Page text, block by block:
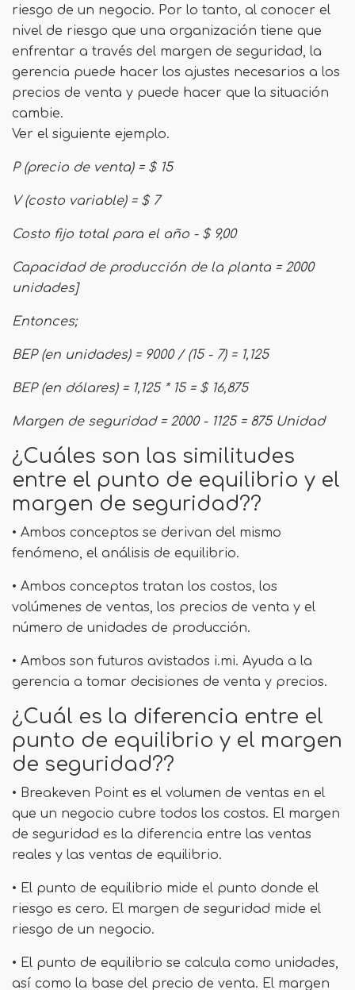
riesgo de un negocio. Por lo tanto, al conocer el
nivel de riesgo que una organización tiene que
enfrentar a través del margen de seguridad, la
gerencia puede hacer los ajustes necesarios a los
precios de venta y puede hacer que la situación
cambie.
Ver el siguiente ejemplo.
P (precio de venta) = $ 15
V (costo variable) = $ 7
Costo fijo total para el año - $ 9,00
Capacidad de producción de la planta = 2000
unidades]
Entonces;
BEP (en unidades) = 9000 / (15 - 7) = 1,125
BEP (en dólares) = 1,125 * 15 = $ 16,875
Margen de seguridad = 2000 - 1125 = 875 Unidad
¿Cuáles son las similitudes
entre el punto de equilibrio y el
margen de seguridad??
• Ambos conceptos se derivan del mismo
fenómeno, el análisis de equilibrio.
• Ambos conceptos tratan los costos, los
volúmenes de ventas, los precios de venta y el
número de unidades de producción.
• Ambos son futuros avistados i.mi. Ayuda a la
gerencia a tomar decisiones de venta y precios.
¿Cuál es la diferencia entre el
punto de equilibrio y el margen
de seguridad??
• Breakeven Point es el volumen de ventas en el
que un negocio cubre todos los costos. El margen
de seguridad es la diferencia entre las ventas
reales y las ventas de equilibrio.
• El punto de equilibrio mide el punto donde el
riesgo es cero. El margen de seguridad mide el
riesgo de un negocio.
• El punto de equilibrio se calcula como unidades,
así como la base del precio de venta. El margen